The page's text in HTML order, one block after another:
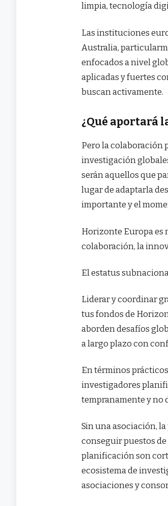
limpia, tecnología
Las instituciones
Australia,
enfocados a nivel
aplicadas y fuertes
buscan activamente.
¿Qué aportará
Pero la colaboración
investigación
serán aquellos que
lugar de adaptarla
importante y el
Horizonte Europa es
colaboración, la
El estatus
Liderar y coordinar
tus fondos de
aborden desafíos
a largo plazo con
En términos
investigadores
tempranamente y no
Sin una asociación,
conseguir puestos
planificación son
ecosistema de
asociaciones y